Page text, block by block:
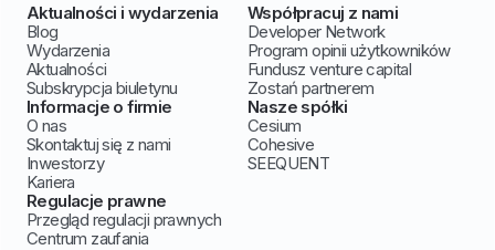
Aktualności i wydarzenia
Blog
Wydarzenia
Aktualności
Subskrypcja biuletynu
Współpracuj z nami
Developer Network
Program opinii użytkowników
Fundusz venture capital
Zostań partnerem
Informacje o firmie
O nas
Skontaktuj się z nami
Inwestorzy
Kariera
Nasze spółki
Cesium
Cohesive
SEEQUENT
Regulacje prawne
Przegląd regulacji prawnych
Centrum zaufania